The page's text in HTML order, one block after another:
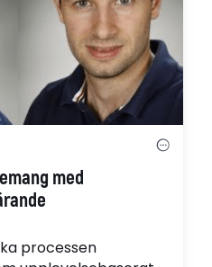
med
processen